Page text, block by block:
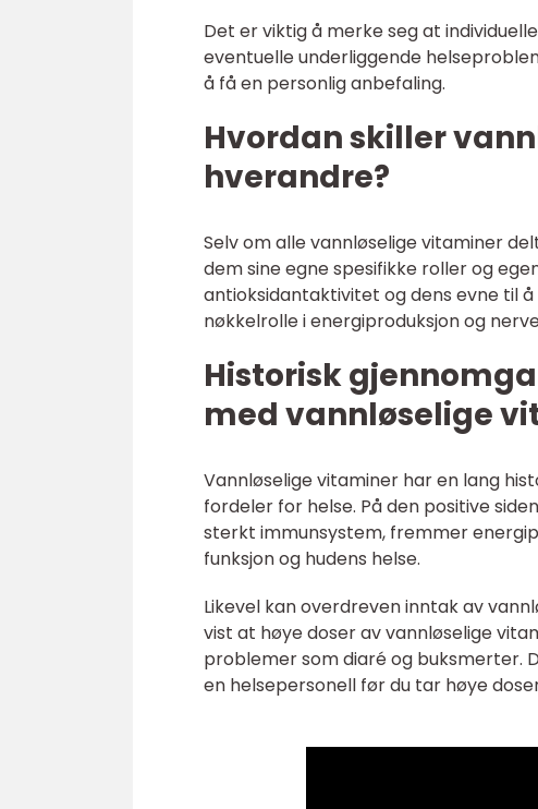
Det er viktig å merke seg at
eventuelle underliggende
å få en personlig anbefaling.
Hvordan skiller
hverandre?
Selv om alle vannløselige vitaminer
dem sine egne spesifikke roller og
antioksidantaktivitet og dens evne til
nøkkelrolle i energiproduksjon og
Historisk
med vannløselige
Vannløselige vitaminer har en lang
fordeler for helse. På den positive
sterkt immunsystem, fremmer
funksjon og hudens helse.
Likevel kan overdreven inntak av
vist at høye doser av vannløselige
problemer som diaré og buksmerter.
en helsepersonell før du tar høye